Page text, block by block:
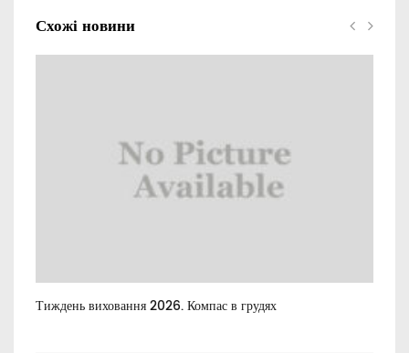
Схожі новини
Тиждень виховання 2026. Компас в грудях